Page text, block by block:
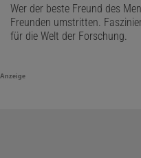
Wer der beste Freund des
Freunden umstritten.
für die Welt der Forschung.
Anzeige